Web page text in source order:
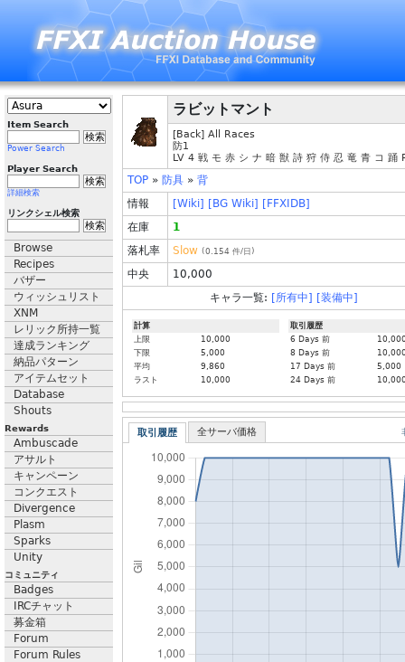
Item Search
Power Search
Player Search
詳細検索
リンクシェル検索
Browse
Recipes
バザー
ウィッシュリスト
XNM
レリック所持一覧
達成ランキング
納品パターン
アイテムセット
Database
Shouts
Rewards
Ambuscade
アサルト
キャンペーン
コンクエスト
Divergence
Plasm
Sparks
Unity
コミュニティ
Badges
IRCチャット
募金箱
Forum
Forum Rules
ラビットマント
[Back] All Races
防1
LV 4 戦 モ 赤 シ ナ 暗 獣 詩 狩 侍 忍 竜 青 コ 踊
TOP » 防具 » 背
情報
[Wiki] [BG Wiki] [FFXIDB]
在庫
1
落札率
Slow (0.154 件/日)
中央
10,000
キャラ一覧: [所有中] [装備中]
計算
上限
10,000
下限
5,000
平均
9,860
ラスト
10,000
取引履歴
6 Days 前
8 Days 前
17 Days 前
5,000
24 Days 前
取引履歴 全サーバ価格